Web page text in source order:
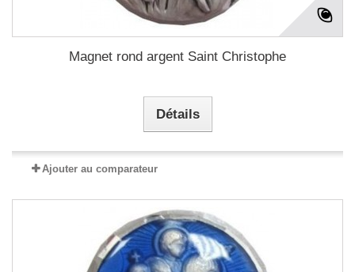
Magnet rond argent Saint Christophe
Détails
Ajouter au comparateur